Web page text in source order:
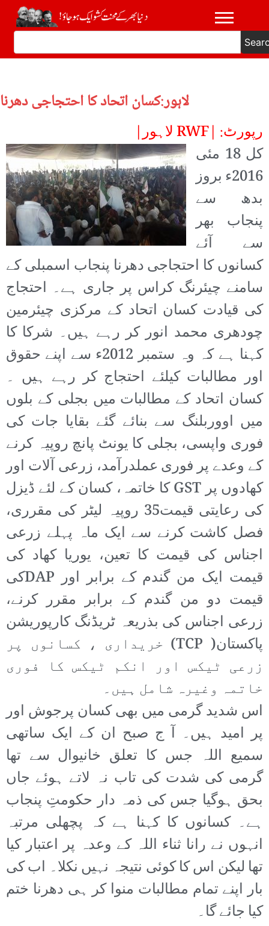
لاہور:کسان اتحاد کا احتجاجی دھرنا
رپورٹ: |RWF لاہور|
کل 18 مئی
2016ء بروز
بدھ سے
پنجاب بھر
سے آئے
کسانوں کا احتجاجی دھرنا پنجاب اسمبلی کے
سامنے چیئرنگ کراس پر جاری ہے۔ احتجاج
کی قیادت کسان اتحاد کے مرکزی چیئرمین
چودھری محمد انور کر رہے ہیں۔ شرکا کا
کہنا ہے کہ وہ ستمبر 2012ء سے اپنے حقوق
اور مطالبات کیلئے احتجاج کر رہے ہیں ۔
کسان اتحاد کے مطالبات میں بجلی کے بلوں
میں اووربلنگ سے بنائے گئے بقایا جات کی
فوری واپسی، بجلی کا یونٹ پانچ روپیہ کرنے
کے وعدے پر فوری عملدرآمد، زرعی آلات اور
کھادوں پر GST کا خاتمہ، کسان کے لئے ڈیزل
کی رعایتی قیمت35 روپیہ لیٹر کی مقرری،
فصل کاشت کرنے سے ایک ماہ پہلے زرعی
اجناس کی قیمت کا تعین، یوریا کھاد کی
قیمت ایک من گندم کے برابر اور DAPکی
قیمت دو من گندم کے برابر مقرر کرنے،
زرعی اجناس کی بذریعہ ٹریڈنگ کارپوریشن
پاکستان( TCP) خریداری ، کسانوں پر
زرعی ٹیکس اور انکم ٹیکس کا فوری
خاتمہ وغیرہ شامل ہیں۔
اس شدید گرمی میں بھی کسان پرجوش اور
پر امید ہیں۔ آ ج صبح ان کے ایک ساتھی
سمیع اللہ جس کا تعلق خانیوال سے تھا
گرمی کی شدت کی تاب نہ لاتے ہوئے جاں
بحق ہوگیا جس کی ذمہ دار حکومتِ پنجاب
ہے۔ کسانوں کا کہنا ہے کہ پچھلی مرتبہ
انہوں نے رانا ثناء اللہ کے وعدہ پر اعتبار کیا
تھا لیکن اس کا کوئی نتیجہ نہیں نکلا۔ اب کی
بار اپنے تمام مطالبات منوا کر ہی دھرنا ختم
کیا جائے گا۔